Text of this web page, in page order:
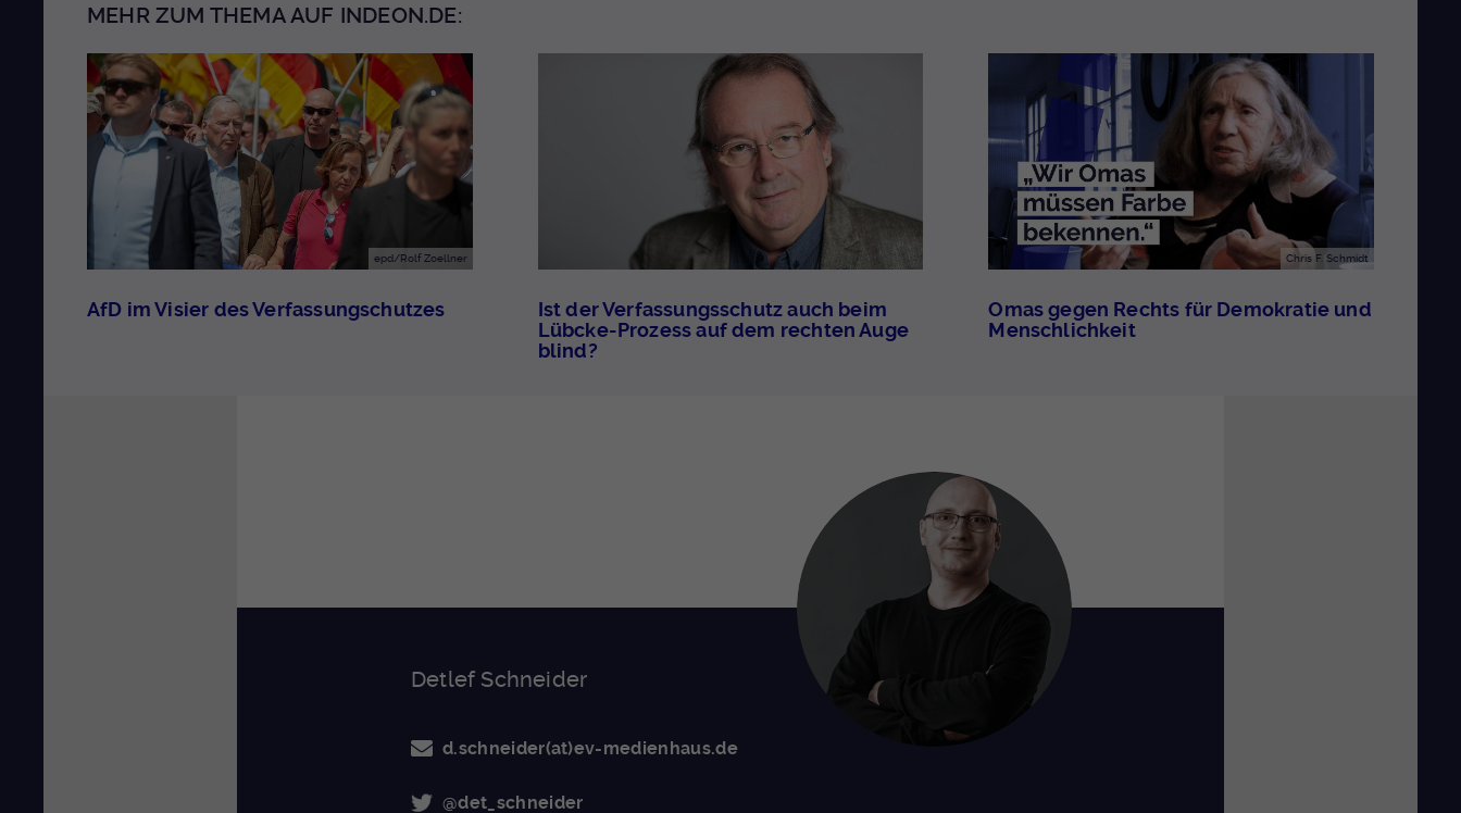
MEHR ZUM THEMA AUF INDEON.DE:
epd/Rolf Zoellner
AfD im Visier des Verfassungschutzes
Ist der Verfassungsschutz auch beim
Lübcke-Prozess auf dem rechten Auge
blind?
Chris F. Schmidt
Omas gegen Rechts für Demokratie und
Menschlichkeit
Detlef Schneider
d.schneider(at)ev-medienhaus.de
@det_schneider